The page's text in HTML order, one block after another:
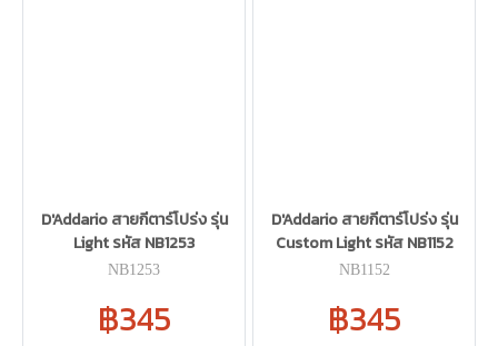
D'Addario สายกีตาร์โปร่ง รุ่น
Light รหัส NB1253
NB1253
฿345
D'Addario สายกีตาร์โปร่ง รุ่น
Custom Light รหัส NB1152
NB1152
฿345